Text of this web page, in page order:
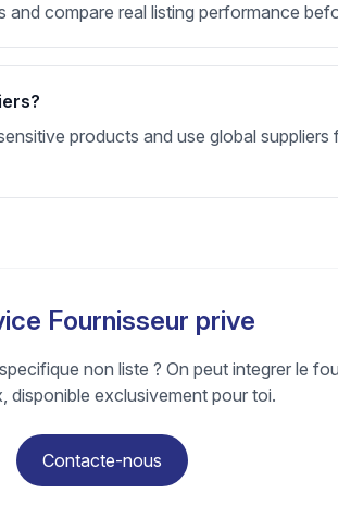
compare real listing performance
products and use global
Fournisseur prive
non liste ? On peut integrer le
disponible exclusivement pour toi.
Contacte-nous